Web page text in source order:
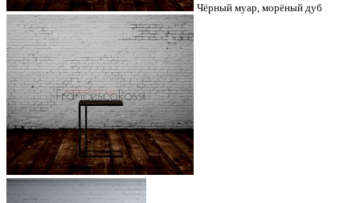
Чёрный муар, морёный дуб